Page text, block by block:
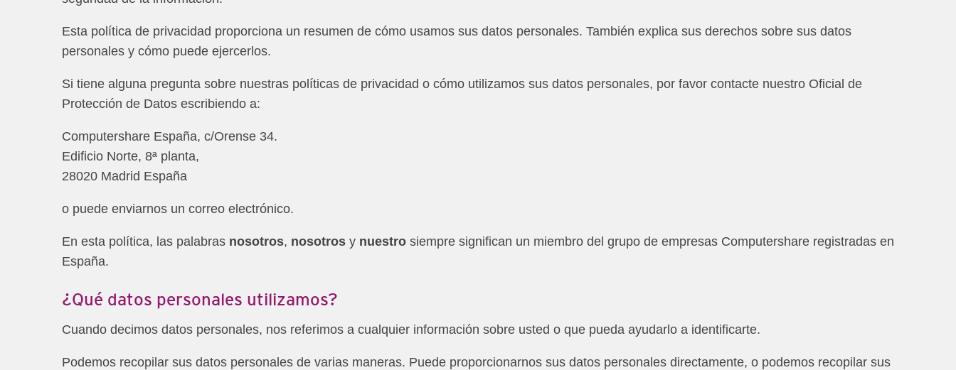
Esta política de privacidad proporciona un resumen de cómo usamos sus datos personales. También explica sus derechos sobre sus datos
personales y cómo puede ejercerlos.
Si tiene alguna pregunta sobre nuestras políticas de privacidad o cómo utilizamos sus datos personales, por favor contacte nuestro Oficial de
Protección de Datos escribiendo a:
Computershare España, c/Orense 34.
Edificio Norte, 8ª planta,
28020 Madrid España
o puede enviarnos un correo electrónico.​
En esta política, las palabras nosotros, nosotros y nuestro siempre significan un miembro del grupo de empresas Computershare registradas en
España.
¿Qué datos personales utilizamos?
Cuando decimos datos personales, nos referimos a cualquier información sobre usted o que pueda ayudarlo a identificarte.
Podemos recopilar sus datos personales de varias maneras. Puede proporcionarnos sus datos personales directamente, o podemos recopilar sus